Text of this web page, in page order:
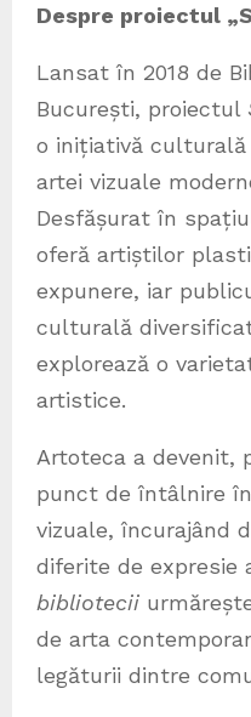
Despre proiectul
Lansat în 2018 de
București, proiectul
o inițiativă culturală
artei vizuale
Desfășurat în
oferă artiștilor
expunere, iar
culturală
explorează o
artistice.
Artoteca a devenit,
punct de întâlnire
vizuale, încurajând
diferite de expresie
bibliotecii
de arta
legăturii dintre